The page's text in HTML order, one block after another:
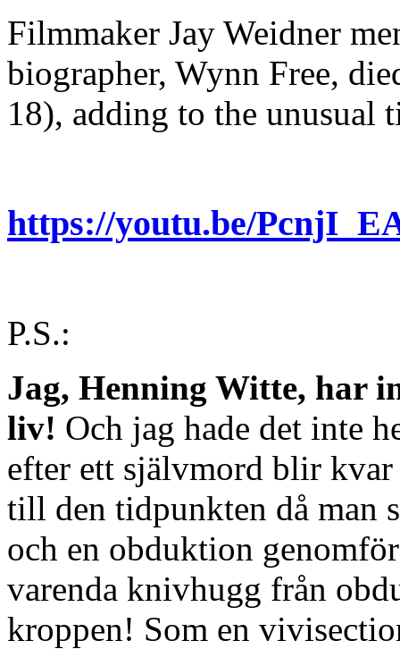
Filmmaker Jay Weidner
biographer, Wynn Free,
18), adding to the unusual
https://youtu.be/
P.S.:
Jag, Henning Witte, har
liv! Och jag hade det inte
efter ett självmord blir
till den tidpunkten då man
och en obduktion
varenda knivhugg från
kroppen! Som en